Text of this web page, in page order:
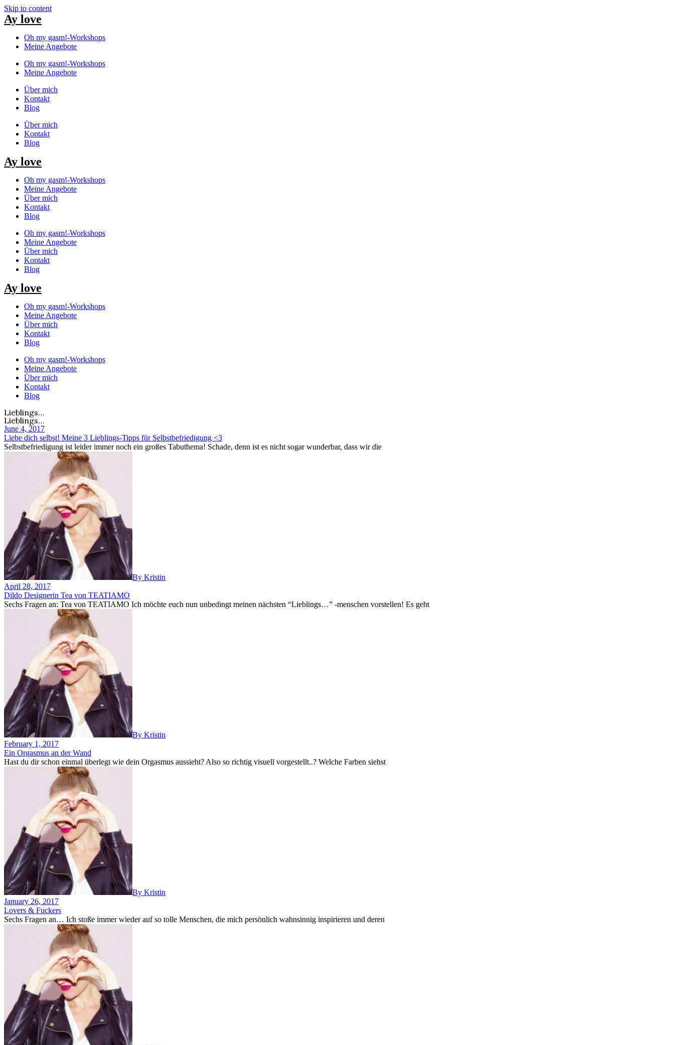
Skip to content
Ay love
Oh my gasm!-Workshops
Meine Angebote
Oh my gasm!-Workshops
Meine Angebote
Über mich
Kontakt
Blog
Über mich
Kontakt
Blog
Ay love
Oh my gasm!-Workshops
Meine Angebote
Über mich
Kontakt
Blog
Oh my gasm!-Workshops
Meine Angebote
Über mich
Kontakt
Blog
Ay love
Oh my gasm!-Workshops
Meine Angebote
Über mich
Kontakt
Blog
Oh my gasm!-Workshops
Meine Angebote
Über mich
Kontakt
Blog
Lieblings…
Lieblings…
June 4, 2017
Liebe dich selbst! Meine 3 Lieblings-Tipps für Selbstbefriedigung <3
Selbstbefriedigung ist leider immer noch ein großes Tabuthema! Schade, denn ist es nicht sogar wunderbar, dass wir die
By Kristin
April 28, 2017
Dildo Designerin Tea von TEATIAMO
Sechs Fragen an: Tea von TEATIAMO Ich möchte euch nun unbedingt meinen nächsten “Lieblings…” -menschen vorstellen! Es geht
By Kristin
February 1, 2017
Ein Orgasmus an der Wand
Hast du dir schon einmal überlegt wie dein Orgasmus aussieht? Also so richtig visuell vorgestellt..? Welche Farben siehst
By Kristin
January 26, 2017
Lovers & Fuckers
Sechs Fragen an… Ich stoße immer wieder auf so tolle Menschen, die mich persönlich wahnsinnig inspirieren und deren